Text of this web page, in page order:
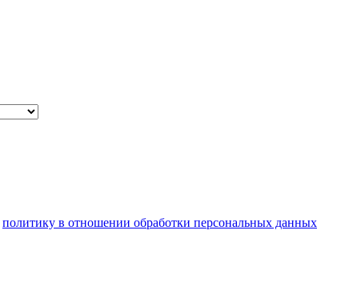
политику в отношении обработки персональных данных